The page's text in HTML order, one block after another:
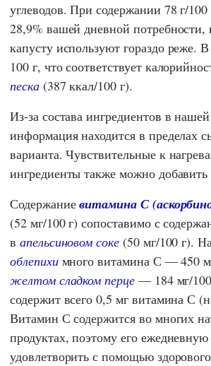
углеводов. При содержании 78 г/
28,9% вашей дневной
капусту используют гораздо реже.
100 г, что соответствует
песка(387 ккал/100 г).
Из-за состава ингредиентов в
информация находится в пределах
варианта. Чувствительные к
ингредиенты также можно добавить
Содержаниевитамина С
(52 мг/100 г) сопоставимо с
в апельсиновом соке (50 мг/100 г).
облепихимного витамина С — 450
желтом сладком перце— 184 мг/
содержит всего 0,5 мг витамина С
Витамин С содержится во многих
продуктах, поэтому его
удовлетворить с помощью